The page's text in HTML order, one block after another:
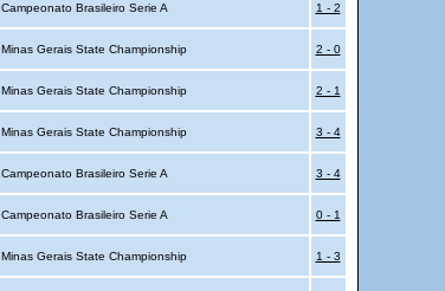
Campeonato Brasileiro Serie A 1 - 2
Minas Gerais State Championship 2 - 0
Minas Gerais State Championship 2 - 1
Minas Gerais State Championship 3 - 4
Campeonato Brasileiro Serie A 3 - 4
Campeonato Brasileiro Serie A 0 - 1
Minas Gerais State Championship 1 - 3